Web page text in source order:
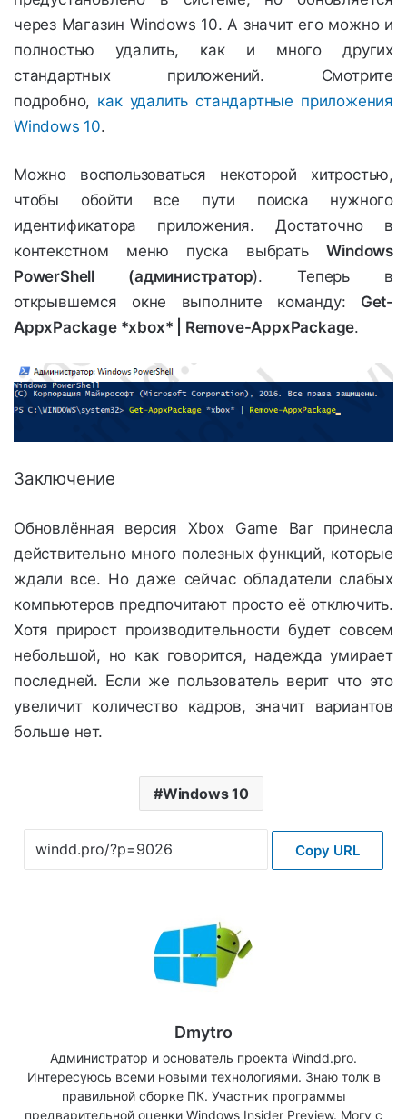
через Магазин Windows 10. А значит его можно и
полностью удалить, как и много других
стандартных приложений. Смотрите
подробно, как удалить стандартные приложения
Windows 10.
Можно воспользоваться некоторой хитростью,
чтобы обойти все пути поиска нужного
идентификатора приложения. Достаточно в
контекстном меню пуска выбратьWindows
PowerShell (администратор). Теперь в
открывшемся окне выполните команду: Get-
AppxPackage *xbox* | Remove-AppxPackage.
Заключение
Обновлённая версия Xbox Game Bar принесла
действительно много полезных функций, которые
ждали все. Но даже сейчас обладатели слабых
компьютеров предпочитают просто её отключить.
Хотя прирост производительности будет совсем
небольшой, но как говорится, надежда умирает
последней. Если же пользователь верит что это
увеличит количество кадров, значит вариантов
больше нет.
Windows 10
Copy URL
Dmytro
Администратор и основатель проекта Windd.pro.
Интересуюсь всеми новыми технологиями. Знаю толк в
правильной сборке ПК. Участник программы
предварительной оценки Windows Insider Preview. Могу с